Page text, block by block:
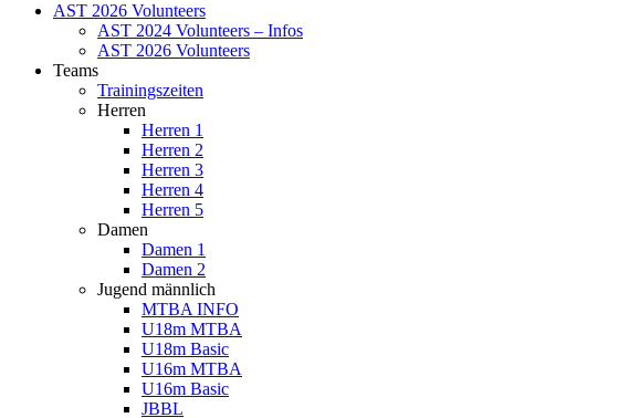
AST 2026 Volunteers
AST 2024 Volunteers – Infos
AST 2026 Volunteers
Teams
Trainingszeiten
Herren
Herren 1
Herren 2
Herren 3
Herren 4
Herren 5
Damen
Damen 1
Damen 2
Jugend männlich
MTBA INFO
U18m MTBA
U18m Basic
U16m MTBA
U16m Basic
JBBL